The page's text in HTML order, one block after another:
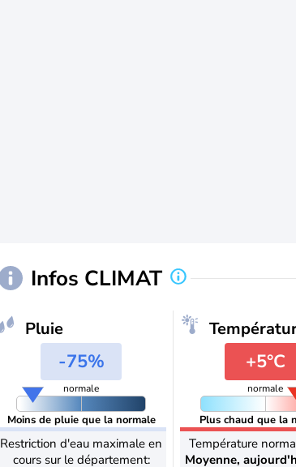
Infos CLIMAT
Pluie
-75%
normale
Moins de pluie que la normale
Restriction d'eau maximale en
cours sur le département:
+5°C
normale
Plus chaud que la
Température
Moyenne,